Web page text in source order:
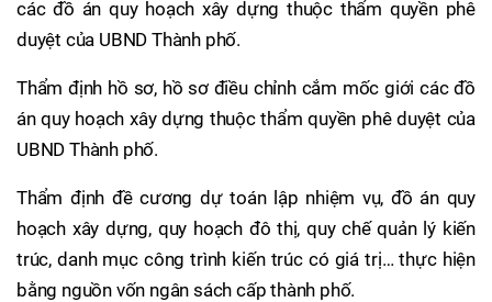
các đồ án quy hoạch xây dựng thuộc thẩm quyền phê
duyệt của UBND Thành phố.
Thẩm định hồ sơ, hồ sơ điều chỉnh cắm mốc giới các đồ
án quy hoạch xây dựng thuộc thẩm quyền phê duyệt của
UBND Thành phố.
Thẩm định đề cương dự toán lập nhiệm vụ, đồ án quy
hoạch xây dựng, quy hoạch đô thị, quy chế quản lý kiến
trúc, danh mục công trình kiến trúc có giá trị… thực hiện
bằng nguồn vốn ngân sách cấp thành phố.